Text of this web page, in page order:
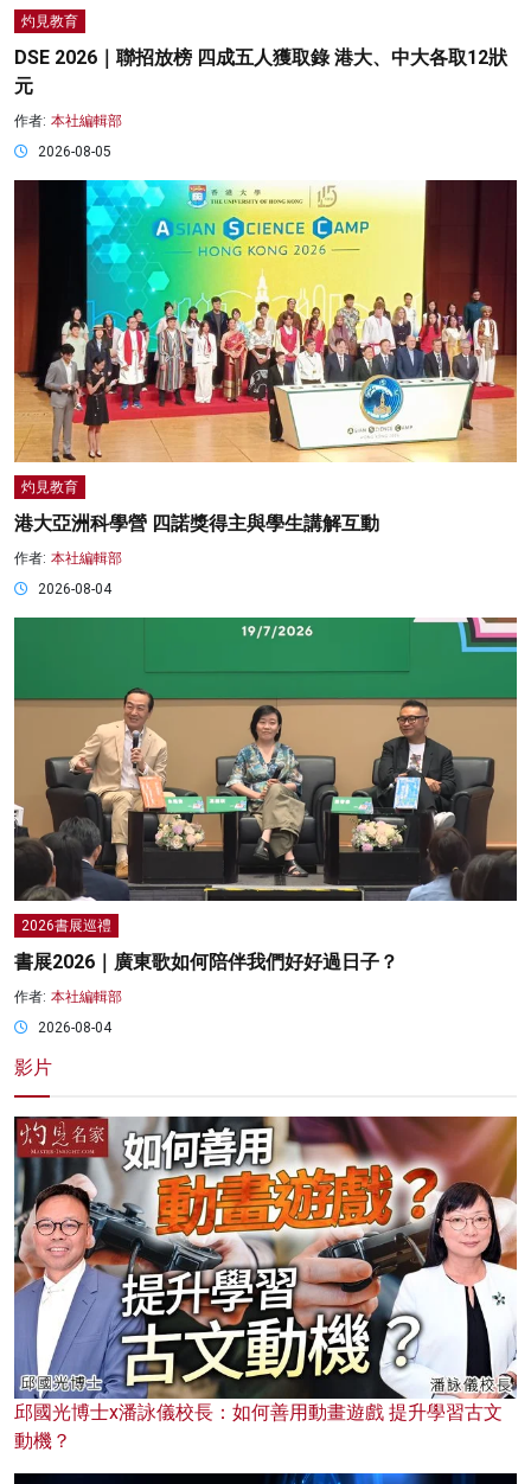
灼見教育
DSE 2026｜聯招放榜 四成五人獲取錄 港大、中大各取12狀
元
作者: 本社編輯部
2026-08-05
灼見教育
港大亞洲科學營 四諾獎得主與學生講解互動
作者: 本社編輯部
2026-08-04
2026書展巡禮
書展2026｜廣東歌如何陪伴我們好好過日子？
作者: 本社編輯部
2026-08-04
影片
邱國光博士x潘詠儀校長：如何善用動畫遊戲 提升學習古文
動機？